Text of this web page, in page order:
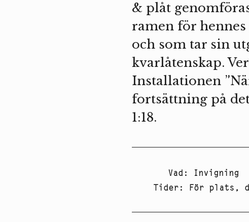
& plåt
ramen för
och som tar sin
kvarlåtenskap.
Installationen
fortsättning på
1:18.
Vad : Invigning
Tider: För plats,